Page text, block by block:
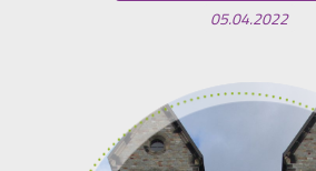
05.04.2022